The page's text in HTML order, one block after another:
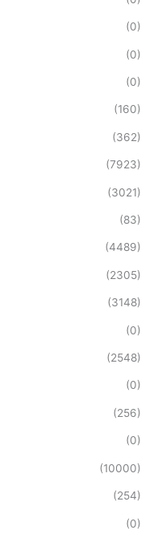
(0)
(0)
(0)
(160)
(362)
(7923)
(3021)
(83)
(4489)
(2305)
(3148)
(0)
(2548)
(0)
(256)
(0)
(10000)
(254)
(0)